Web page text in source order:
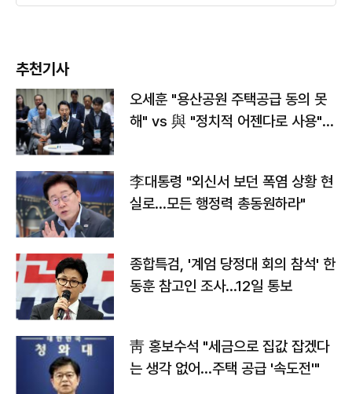
추천기사
오세훈 "용산공원 주택공급 동의 못
해" vs 與 "정치적 어젠다로 사용"
李대통령 "외신서 보던 폭염 상황 현
실로…모든 행정력 총동원하라"
종합특검, '계엄 당정대 회의 참석' 한
동훈 참고인 조사...12일 통보
靑 홍보수석 "세금으로 집값 잡겠다
는 생각 없어…주택 공급 '속도전'"